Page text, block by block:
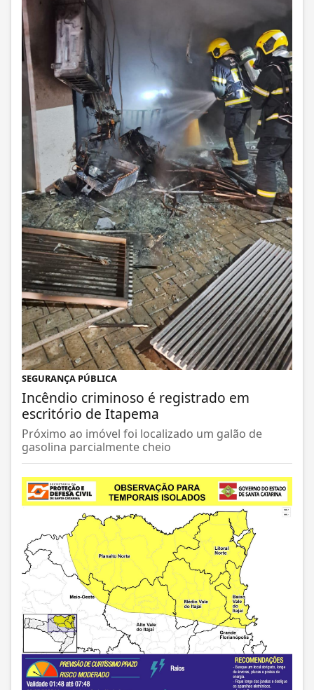
SEGURANÇA PÚBLICA
Incêndio criminoso é registrado em
escritório de Itapema
Próximo ao imóvel foi localizado um galão de
gasolina parcialmente cheio